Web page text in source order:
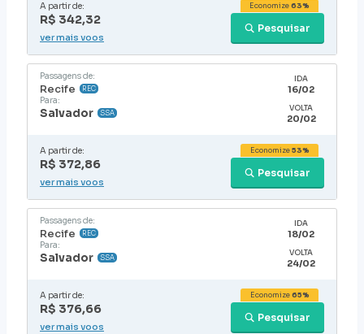
A partir de:
R$ 342,32
Pesquisar
Economize63%
ver mais voos
Passagens de:
Recife REC
Para:
Salvador SSA
IDA
16/02
VOLTA
20/02
A partir de:
R$ 372,86
Pesquisar
Economize53%
ver mais voos
Passagens de:
Recife REC
Para:
Salvador SSA
IDA
18/02
VOLTA
24/02
A partir de:
R$ 376,66
Pesquisar
Economize65%
ver mais voos